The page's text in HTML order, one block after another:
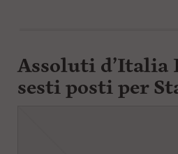
Assoluti d’Italia
sesti posti per